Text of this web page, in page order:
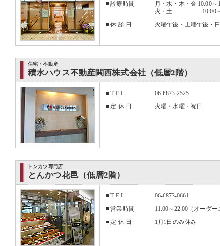
■ 診療時間
月・水・木・金 10:00
火・土 10:00～
■ 休 診 日
火曜午後・土曜午後・
住宅・不動産
積水ハウス不動産関西株式会社（低層2階）
■ T E L
06-6873-2525
■ 定 休 日
火曜・水曜・祝日
トンカツ専門店
とんかつ花邑（低層2階）
■ T E L
06-6873-0661
■ 営業時間
11:00～22:00（オーダ
■ 定 休 日
1月1日のみ休み